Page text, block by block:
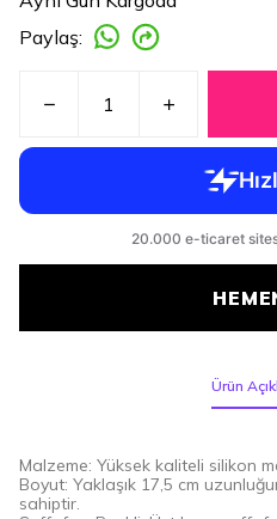
Paylaş:
Ürün
Malzeme: Yüksek kaliteli silikon
Boyut: Yaklaşık 17,5 cm
sahiptir.